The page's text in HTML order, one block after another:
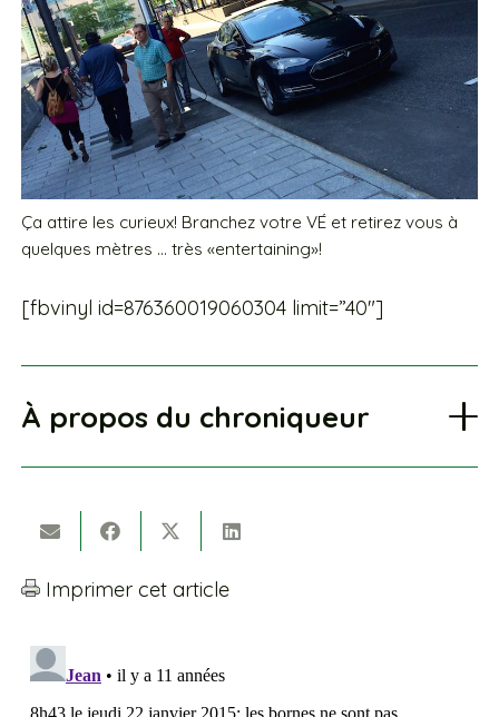
Ça attire les curieux! Branchez votre VÉ et retirez vous à
quelques mètres … très «entertaining»!
[fbvinyl id=876360019060304 limit=”40″]
À propos du chroniqueur
Imprimer cet article